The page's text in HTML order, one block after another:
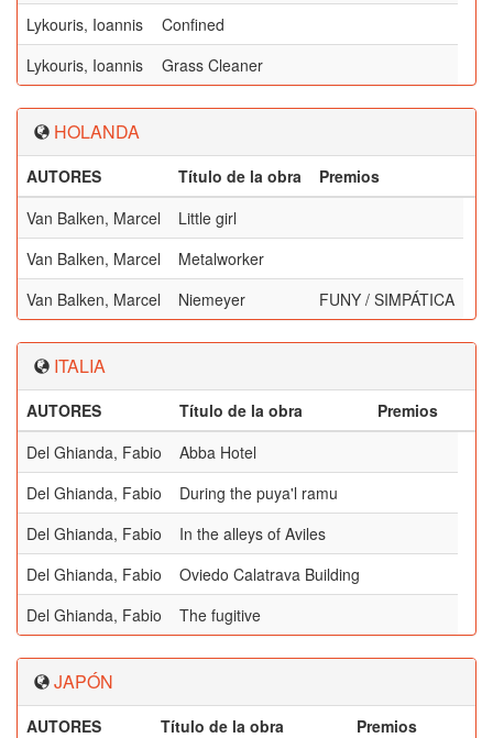
Lykouris, Ioannis
Confined
Lykouris, Ioannis
Grass Cleaner
HOLANDA
AUTORES Título de la obra
Premios
Van Balken, Marcel
Little girl
Van Balken, Marcel
Metalworker
Van Balken, Marcel
Niemeyer FUNY / SIMPÁTICA
ITALIA
AUTORES Título de la obra
Premios
Del Ghianda, Fabio
Abba Hotel
Del Ghianda, Fabio
During the puya'l ramu
Del Ghianda, Fabio
In the alleys of Aviles
Del Ghianda, Fabio
Oviedo Calatrava Building
Del Ghianda, Fabio
The fugitive
JAPÓN
AUTORES Título de la obra
Premios